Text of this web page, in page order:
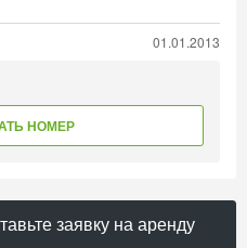
01.01.2013
НОМЕР
заявку на аренду